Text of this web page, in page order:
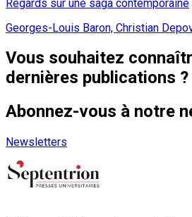
Regards sur une saga contemporaine
Georges-Louis Baron, Christian
Vous souhaitez
dernières publications ?
Abonnez-vous à notre
Newsletters